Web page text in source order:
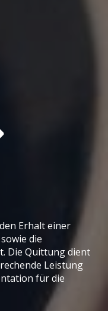
Erhalt einer
sowie die
Die Quittung dient
Leistung
für die